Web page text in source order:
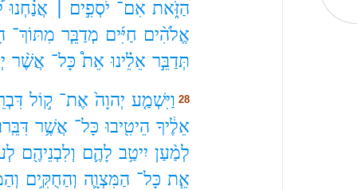
הַזֹּ֑את אִם־ יֹסְפִ֣ים ׀ אֲנַ֗חְנוּ
אֱלֹהִ֨ים חַיִּ֜ים מְדַבֵּ֧ר מִתּוֹךְ־
תְּדַבֵּ֣ר אֵלֵ֗ינוּ אֵת֩ כָּל־ אֲשֶׁ֨ר
28 וַיִּשְׁמַ֤ע יְהוָה֙ אֶת־ ק֣וֹל
אֵלֶ֔יךָ הֵיטִ֖יבוּ כָּל־ אֲשֶׁ֥ר
לְמַ֨עַן יִיטַ֥ב לָהֶ֛ם וְלִבְנֵיהֶ֖ם
אֵ֧ת כָּל־ הַמִּצְוָ֛ה וְהַחֻקִּ֥ים